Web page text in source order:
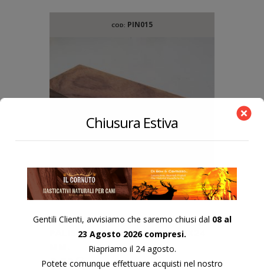
COD: PIN015
QUADROTTO IN LEGNO
PALISSANDRO INDIA 150X50X24
9,50€
Chiusura Estiva
Gentili Clienti, avvisiamo che saremo chiusi dal 08 al
23 Agosto 2026 compresi.
Riapriamo il 24 agosto.
Potete comunque effettuare acquisti nel nostro